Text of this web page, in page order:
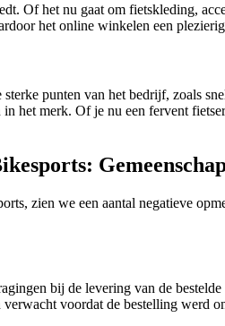
Of het nu gaat om fietskleding,
het online winkelen een
punten van het bedrijf, zoals
het merk. Of je nu een fervent
zien we een aantal negatieve
bij de levering van de
voordat de bestelling werd